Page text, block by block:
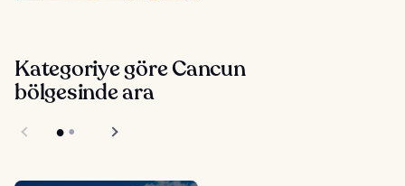
Kategoriye göre Cancun
bölgesinde ara